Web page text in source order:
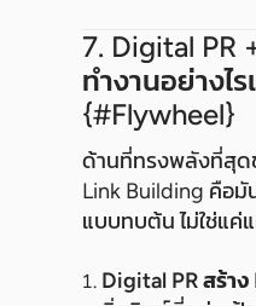
7. Digital PR
ทำงานอย่างไ
{#flywheel}
ด้านที่ทรงพลังที่สุด
Link Building คือมั
แบบทบต้น ไม่ใช่แค่
Digital PR สร้า